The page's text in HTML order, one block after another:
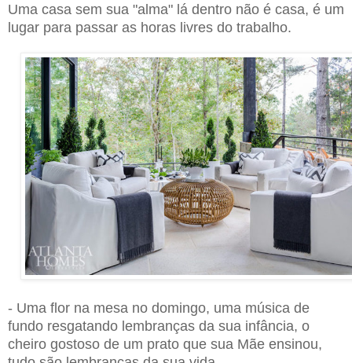
Uma casa sem sua "alma" lá dentro não é casa, é um
lugar para passar as horas livres do trabalho.
- Uma flor na mesa no domingo, uma música de
fundo resgatando lembranças da sua infância, o
cheiro gostoso de um prato que sua Mãe ensinou,